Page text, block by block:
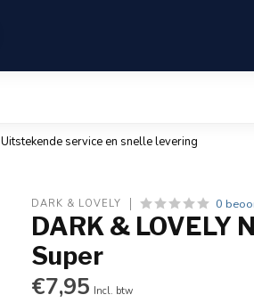
Uitstekende service en snelle levering
DARK & LOVELY 0
DARK & LOVELY
Super
€7,95 Incl. btw